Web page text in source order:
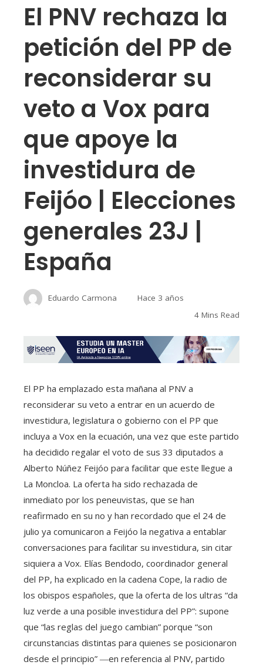
El PNV rechaza la
petición del PP de
reconsiderar su
veto a Vox para
que apoye la
investidura de
Feijóo | Elecciones
generales 23J |
España
Eduardo Carmona
Hace 3 años
4 Mins Read
El PP ha emplazado esta mañana al PNV a
reconsiderar su veto a entrar en un acuerdo de
investidura, legislatura o gobierno con el PP que
incluya a Vox en la ecuación, una vez que este partido
ha decidido regalar el voto de sus 33 diputados a
Alberto Núñez Feijóo para facilitar que este llegue a
La Moncloa. La oferta ha sido rechazada de
inmediato por los peneuvistas, que se han
reafirmado en su no y han recordado que el 24 de
julio ya comunicaron a Feijóo la negativa a entablar
conversaciones para facilitar su investidura, sin citar
siquiera a Vox. Elías Bendodo, coordinador general
del PP, ha explicado en la cadena Cope, la radio de
los obispos españoles, que la oferta de los ultras “da
luz verde a una posible investidura del PP”: supone
que “las reglas del juego cambian” porque “son
circunstancias distintas para quienes se posicionaron
desde el principio” ―en referencia al PNV, partido